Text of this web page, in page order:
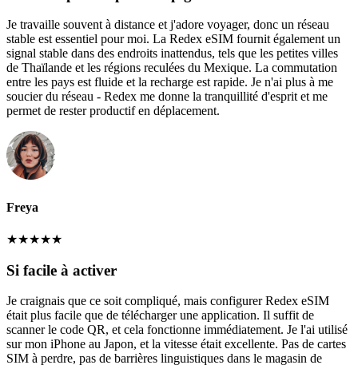
Je travaille souvent à distance et j'adore voyager, donc un réseau
stable est essentiel pour moi. La Redex eSIM fournit également un
signal stable dans des endroits inattendus, tels que les petites villes
de Thaïlande et les régions reculées du Mexique. La commutation
entre les pays est fluide et la recharge est rapide. Je n'ai plus à me
soucier du réseau - Redex me donne la tranquillité d'esprit et me
permet de rester productif en déplacement.
Freya
★★★★★
Si facile à activer
Je craignais que ce soit compliqué, mais configurer Redex eSIM
était plus facile que de télécharger une application. Il suffit de
scanner le code QR, et cela fonctionne immédiatement. Je l'ai utilisé
sur mon iPhone au Japon, et la vitesse était excellente. Pas de cartes
SIM à perdre, pas de barrières linguistiques dans le magasin de